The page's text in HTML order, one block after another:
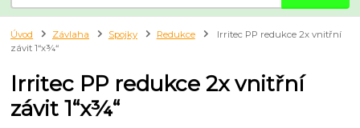
Úvod Závlaha Spojky Redukce
Irritec PP redukce 2x vnitřní
závit 1“x¾“
Irritec PP redukce 2x vnitřní
závit 1“x¾“